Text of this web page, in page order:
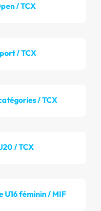
/ TCX
/ TCX
/ TCX
/ TCX
U16 féminin / MIF